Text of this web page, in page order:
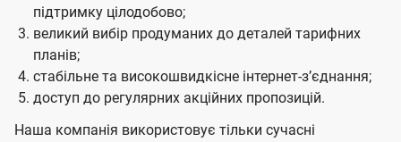
підтримку цілодобово;
великий вибір продуманих до деталей тарифних
планів;
стабільне та високошвидкісне інтернет-зʼєднання;
доступ до регулярних акційних пропозицій.
Наша компанія використовує тільки сучасні